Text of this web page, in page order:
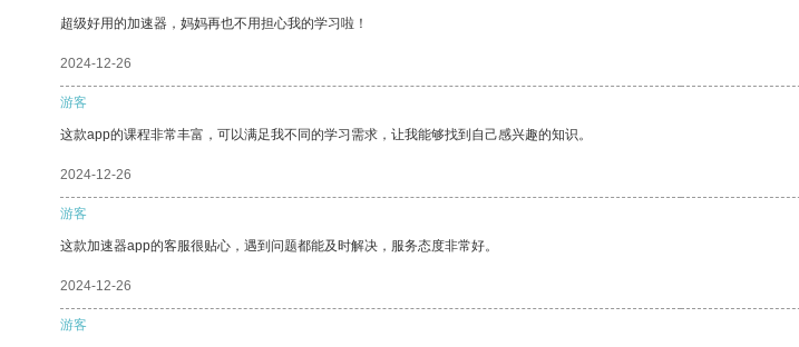
超级好用的加速器，妈妈再也不用担心我的学习啦！
2024-12-26
游客
这款app的课程非常丰富，可以满足我不同的学习需求，让我能够找到自己感兴趣的知识。
2024-12-26
游客
这款加速器app的客服很贴心，遇到问题都能及时解决，服务态度非常好。
2024-12-26
游客